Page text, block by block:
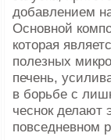
добавлением
Основной
которая
полезных
печень,
в борьбе с
чеснок делают
повседневном